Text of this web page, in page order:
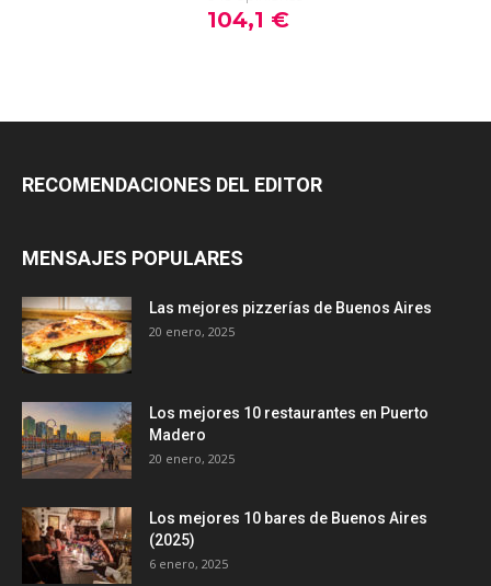
RECOMENDACIONES DEL EDITOR
MENSAJES POPULARES
Las mejores pizzerías de Buenos Aires
20 enero, 2025
Los mejores 10 restaurantes en Puerto
Madero
20 enero, 2025
Los mejores 10 bares de Buenos Aires
(2025)
6 enero, 2025